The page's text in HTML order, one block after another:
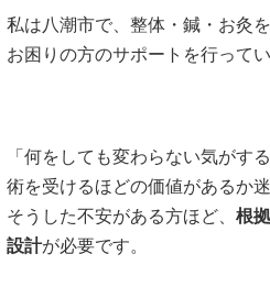
私は八潮市で、整体・鍼・お灸
お困りの方のサポートを行ってい
「何をしても変わらない気がす
術を受けるほどの価値があるか迷
そうした不安がある方ほど、 根
設計が必要です。